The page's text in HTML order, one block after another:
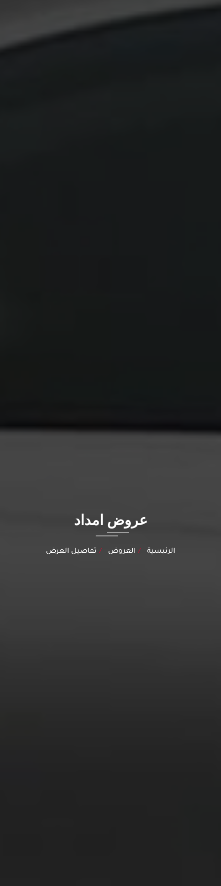
عروض امداد
الرئيسية العروض تفاصيل العرض